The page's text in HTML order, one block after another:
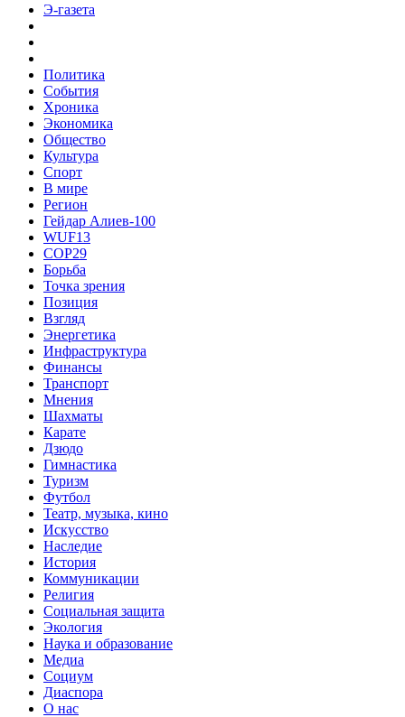
Э-газета
Политика
События
Хроника
Экономика
Общество
Культура
Спорт
В мире
Регион
Гейдар Алиев-100
WUF13
COP29
Борьба
Точка зрения
Позиция
Взгляд
Энергетика
Инфраструктура
Финансы
Транспорт
Мнения
Шахматы
Карате
Дзюдо
Гимнастика
Туризм
Футбол
Театр, музыка, кино
Искусство
Наследие
История
Коммуникации
Религия
Социальная защита
Экология
Наука и образование
Медиа
Социум
Диаспора
О нас